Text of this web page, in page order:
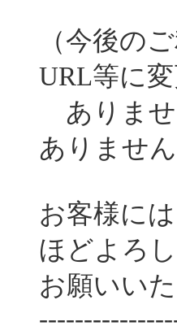
（今後の
URL等に
ありませ
ありません
お客様に
ほどよろし
お願いいた